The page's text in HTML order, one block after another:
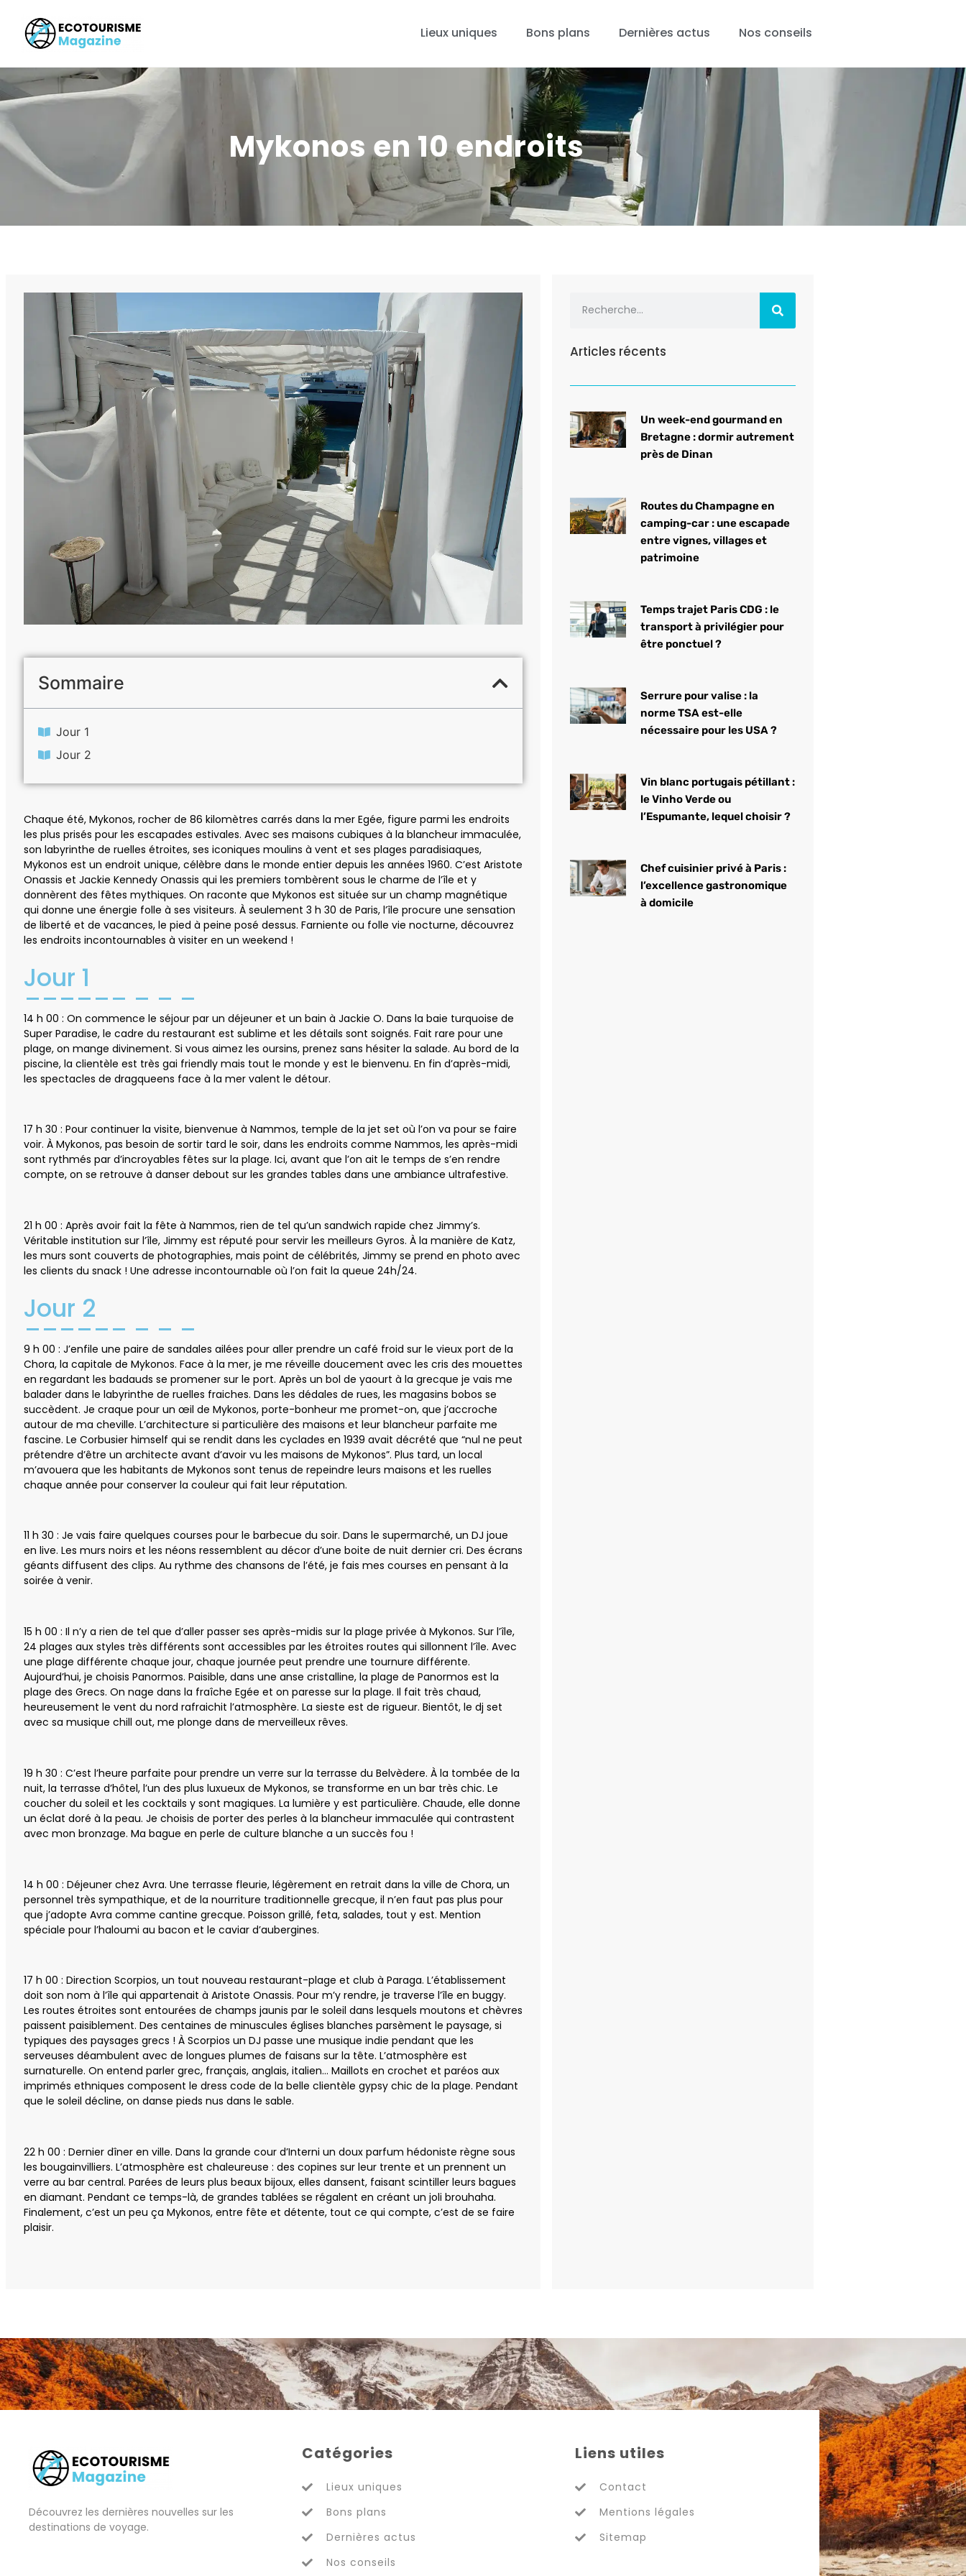
Lieux uniques Bons plans Dernières actus Nos conseils
Mykonos en 10 endroits
Sommaire
Jour 1
Jour 2
Chaque été, Mykonos, rocher de 86 kilomètres carrés dans la mer Egée, figure parmi les endroits
les plus prisés pour les escapades estivales. Avec ses maisons cubiques à la blancheur immaculée,
son labyrinthe de ruelles étroites, ses iconiques moulins à vent et ses plages paradisiaques,
Mykonos est un endroit unique, célèbre dans le monde entier depuis les années 1960. C’est Aristote
Onassis et Jackie Kennedy Onassis qui les premiers tombèrent sous le charme de l’île et y
donnèrent des fêtes mythiques. On raconte que Mykonos est située sur un champ magnétique
qui donne une énergie folle à ses visiteurs. À seulement 3 h 30 de Paris, l’île procure une sensation
de liberté et de vacances, le pied à peine posé dessus. Farniente ou folle vie nocturne, découvrez
les endroits incontournables à visiter en un weekend !
Jour 1
14 h 00 : On commence le séjour par un déjeuner et un bain à Jackie O. Dans la baie turquoise de
Super Paradise, le cadre du restaurant est sublime et les détails sont soignés. Fait rare pour une
plage, on mange divinement. Si vous aimez les oursins, prenez sans hésiter la salade. Au bord de la
piscine, la clientèle est très gai friendly mais tout le monde y est le bienvenu. En fin d’après-midi,
les spectacles de dragqueens face à la mer valent le détour.
17 h 30 : Pour continuer la visite, bienvenue à Nammos, temple de la jet set où l’on va pour se faire
voir. À Mykonos, pas besoin de sortir tard le soir, dans les endroits comme Nammos, les après-midi
sont rythmés par d’incroyables fêtes sur la plage. Ici, avant que l’on ait le temps de s’en rendre
compte, on se retrouve à danser debout sur les grandes tables dans une ambiance ultrafestive.
21 h 00 : Après avoir fait la fête à Nammos, rien de tel qu’un sandwich rapide chez Jimmy’s.
Véritable institution sur l’île, Jimmy est réputé pour servir les meilleurs Gyros. À la manière de Katz,
les murs sont couverts de photographies, mais point de célébrités, Jimmy se prend en photo avec
les clients du snack ! Une adresse incontournable où l’on fait la queue 24h/24.
Jour 2
9 h 00 : J’enfile une paire de sandales ailées pour aller prendre un café froid sur le vieux port de la
Chora, la capitale de Mykonos. Face à la mer, je me réveille doucement avec les cris des mouettes
en regardant les badauds se promener sur le port. Après un bol de yaourt à la grecque je vais me
balader dans le labyrinthe de ruelles fraiches. Dans les dédales de rues, les magasins bobos se
succèdent. Je craque pour un œil de Mykonos, porte-bonheur me promet-on, que j’accroche
autour de ma cheville. L’architecture si particulière des maisons et leur blancheur parfaite me
fascine. Le Corbusier himself qui se rendit dans les cyclades en 1939 avait décrété que “nul ne peut
prétendre d’être un architecte avant d’avoir vu les maisons de Mykonos”. Plus tard, un local
m’avouera que les habitants de Mykonos sont tenus de repeindre leurs maisons et les ruelles
chaque année pour conserver la couleur qui fait leur réputation.
11 h 30 : Je vais faire quelques courses pour le barbecue du soir. Dans le supermarché, un DJ joue
en live. Les murs noirs et les néons ressemblent au décor d’une boite de nuit dernier cri. Des écrans
géants diffusent des clips. Au rythme des chansons de l’été, je fais mes courses en pensant à la
soirée à venir.
15 h 00 : Il n’y a rien de tel que d’aller passer ses après-midis sur la plage privée à Mykonos. Sur l’île,
24 plages aux styles très différents sont accessibles par les étroites routes qui sillonnent l’île. Avec
une plage différente chaque jour, chaque journée peut prendre une tournure différente.
Aujourd’hui, je choisis Panormos. Paisible, dans une anse cristalline, la plage de Panormos est la
plage des Grecs. On nage dans la fraîche Egée et on paresse sur la plage. Il fait très chaud,
heureusement le vent du nord rafraichit l’atmosphère. La sieste est de rigueur. Bientôt, le dj set
avec sa musique chill out, me plonge dans de merveilleux rêves.
19 h 30 : C’est l’heure parfaite pour prendre un verre sur la terrasse du Belvèdere. À la tombée de la
nuit, la terrasse d’hôtel, l’un des plus luxueux de Mykonos, se transforme en un bar très chic. Le
coucher du soleil et les cocktails y sont magiques. La lumière y est particulière. Chaude, elle donne
un éclat doré à la peau. Je choisis de porter des perles à la blancheur immaculée qui contrastent
avec mon bronzage. Ma bague en perle de culture blanche a un succès fou !
14 h 00 : Déjeuner chez Avra. Une terrasse fleurie, légèrement en retrait dans la ville de Chora, un
personnel très sympathique, et de la nourriture traditionnelle grecque, il n’en faut pas plus pour
que j’adopte Avra comme cantine grecque. Poisson grillé, feta, salades, tout y est. Mention
spéciale pour l’haloumi au bacon et le caviar d’aubergines.
17 h 00 : Direction Scorpios, un tout nouveau restaurant-plage et club à Paraga. L’établissement
doit son nom à l’île qui appartenait à Aristote Onassis. Pour m’y rendre, je traverse l’île en buggy.
Les routes étroites sont entourées de champs jaunis par le soleil dans lesquels moutons et chèvres
paissent paisiblement. Des centaines de minuscules églises blanches parsèment le paysage, si
typiques des paysages grecs ! À Scorpios un DJ passe une musique indie pendant que les
serveuses déambulent avec de longues plumes de faisans sur la tête. L’atmosphère est
surnaturelle. On entend parler grec, français, anglais, italien… Maillots en crochet et paréos aux
imprimés ethniques composent le dress code de la belle clientèle gypsy chic de la plage. Pendant
que le soleil décline, on danse pieds nus dans le sable.
22 h 00 : Dernier dîner en ville. Dans la grande cour d’Interni un doux parfum hédoniste règne sous
les bougainvilliers. L’atmosphère est chaleureuse : des copines sur leur trente et un prennent un
verre au bar central. Parées de leurs plus beaux bijoux, elles dansent, faisant scintiller leurs bagues
en diamant. Pendant ce temps-là, de grandes tablées se régalent en créant un joli brouhaha.
Finalement, c’est un peu ça Mykonos, entre fête et détente, tout ce qui compte, c’est de se faire
plaisir.
Articles récents
Un week-end gourmand en
Bretagne : dormir autrement
près de Dinan
Routes du Champagne en
camping-car : une escapade
entre vignes, villages et
patrimoine
Temps trajet Paris CDG : le
transport à privilégier pour
être ponctuel ?
Serrure pour valise : la
norme TSA est-elle
nécessaire pour les USA ?
Vin blanc portugais pétillant :
le Vinho Verde ou
l’Espumante, lequel choisir ?
Chef cuisinier privé à Paris :
l’excellence gastronomique
à domicile
Découvrez les dernières nouvelles sur les
destinations de voyage.
Catégories
Lieux uniques
Bons plans
Dernières actus
Nos conseils
Liens utiles
Contact
Mentions légales
Sitemap